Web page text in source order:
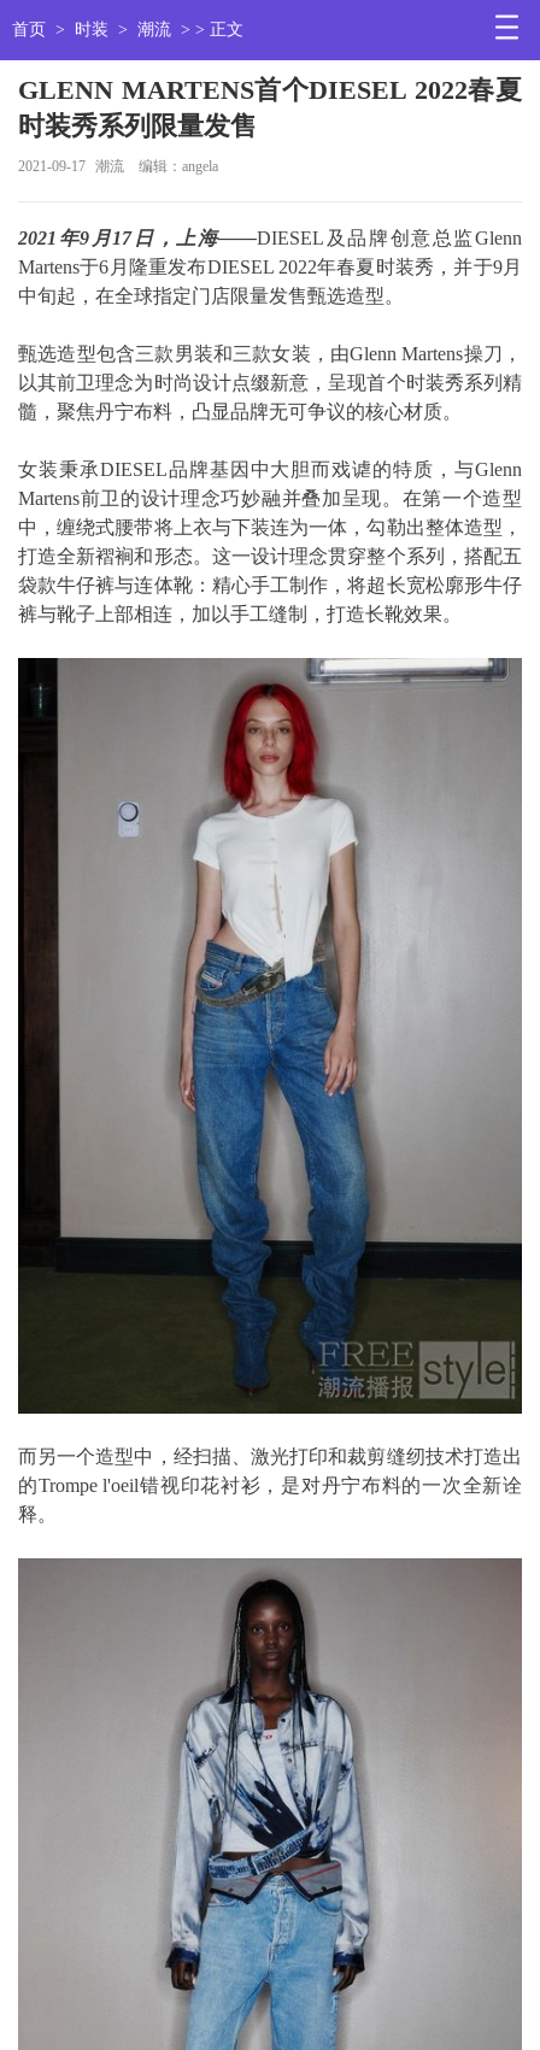
首页 > 时装 > 潮流 > > 正文
GLENN MARTENS首个DIESEL 2022春夏
时装秀系列限量发售
2021-09-17 潮流 编辑：angela
2021年9月17日，上海——DIESEL及品牌创意总监Glenn
Martens于6月隆重发布DIESEL 2022年春夏时装秀，并于9月
中旬起，在全球指定门店限量发售甄选造型。
甄选造型包含三款男装和三款女装，由Glenn Martens操刀，
以其前卫理念为时尚设计点缀新意，呈现首个时装秀系列精
髓，聚焦丹宁布料，凸显品牌无可争议的核心材质。
女装秉承DIESEL品牌基因中大胆而戏谑的特质，与Glenn
Martens前卫的设计理念巧妙融并叠加呈现。在第一个造型
中，缠绕式腰带将上衣与下装连为一体，勾勒出整体造型，
打造全新褶裥和形态。这一设计理念贯穿整个系列，搭配五
袋款牛仔裤与连体靴：精心手工制作，将超长宽松廓形牛仔
裤与靴子上部相连，加以手工缝制，打造长靴效果。
而另一个造型中，经扫描、激光打印和裁剪缝纫技术打造出
的Trompe l'oeil错视印花衬衫，是对丹宁布料的一次全新诠
释。